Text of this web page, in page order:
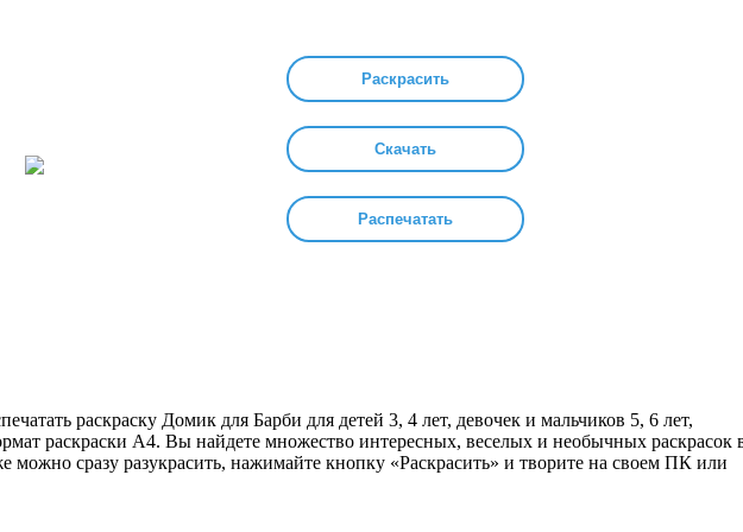
Раскрасить
Скачать
Распечатать
раскраску Домик для Барби для детей 3, 4 лет, девочек и мальчиков 5, 6 лет,
раскраски А4. Вы найдете множество интересных, веселых и необычных раскрасок
можно сразу разукрасить, нажимайте кнопку «Раскрасить» и творите на своем ПК или